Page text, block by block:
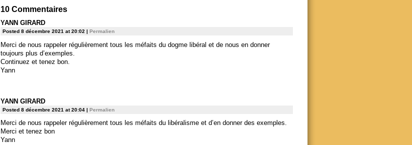
10Commentaires
YANN GIRARD
Posted 8 décembre 2021 at 20:02 Permalien
Merci de nous rappeler régulièrement tous les méfaits du dogme libéral et de nous en donner
toujours plus d’exemples.
Continuez et tenez bon.
Yann
YANN GIRARD
Posted 8 décembre 2021 at 20:04 | Permalien
Merci de nous rappeler régulièrement tous les méfaits du libéralisme et d’en donner des exemples.
Merci et tenez bon
Yann